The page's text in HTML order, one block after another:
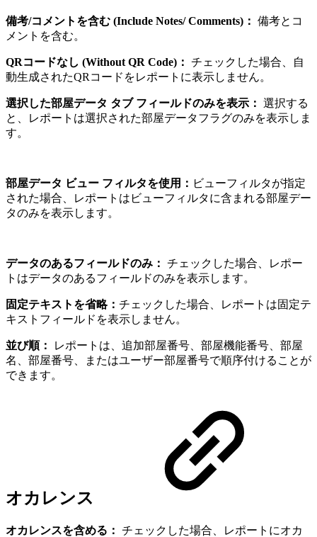
備考/コメントを含む (Include Notes/ Comments)： 備考とコ
メントを含む。
QRコードなし (Without QR Code)： チェックした場合、自
動生成されたQRコードをレポートに表示しません。
選択した部屋データ タブ フィールドのみを表示： 選択する
と、レポートは選択された部屋データフラグのみを表示しま
す。
部屋データ ビュー フィルタを使用： ビューフィルタが指定
された場合、レポートはビューフィルタに含まれる部屋デー
タのみを表示します。
データのあるフィールドのみ： チェックした場合、レポー
トはデータのあるフィールドのみを表示します。
固定テキストを省略： チェックした場合、レポートは固定テ
キストフィールドを表示しません。
並び順：
レポートは、追加部屋番号、部屋機能番号、部屋
名、部屋番号、またはユーザー部屋番号で順序付けることが
できます。
オカレンス
オカレンスを含める： チェックした場合、レポートにオカ